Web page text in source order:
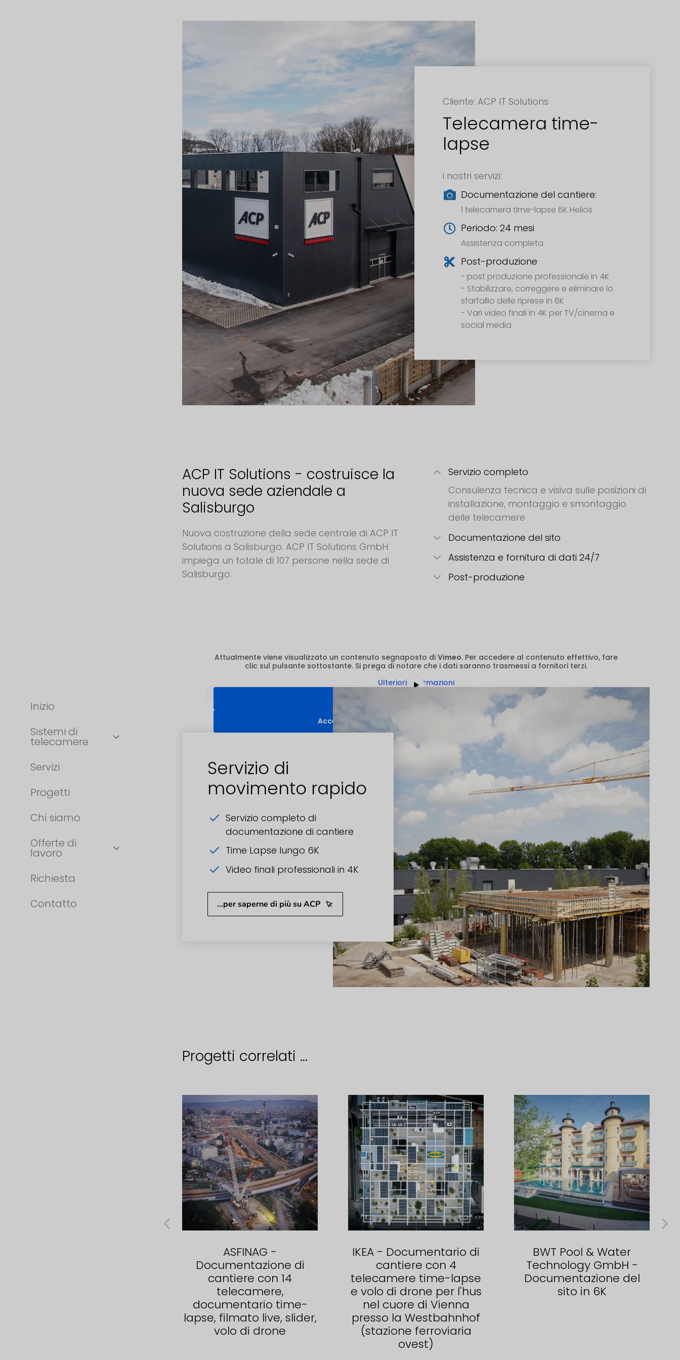
Cliente: ACP IT Solutions
Telecamera time-
lapse
i nostri servizi:
Documentazione del cantiere:
1 telecamera time-lapse 6K Helios
Periodo: 24 mesi
Assistenza completa
Post-produzione
- post produzione professionale in 4K
- Stabilizzare, correggere e eliminare lo
sfarfallio delle riprese in 6K
- Vari video finali in 4K per TV/cinema e
social media
ACP IT Solutions - costruisce la
nuova sede aziendale a
Salisburgo
Nuova costruzione della sede centrale di ACP IT
Solutions a Salisburgo. ACP IT Solutions GmbH
impiega un totale di 107 persone nella sede di
Salisburgo.
Servizio completo
Consulenza tecnica e visiva sulle posizioni di
installazione, montaggio e smontaggio
delle telecamere
Documentazione del sito
Assistenza e fornitura di dati 24/7
Post-produzione
Attualmente viene visualizzato un contenuto segnaposto di Vimeo. Per accedere al contenuto effettivo, fare
clic sul pulsante sottostante. Si prega di notare che i dati saranno trasmessi a fornitori terzi.
Ulteriori informazioni
Accettare il servizio richiesto e sbloccare i contenuti
Servizio di
movimento rapido
Servizio completo di
documentazione di cantiere
Time Lapse lungo 6K
Video finali professionali in 4K
...per saperne di più su ACP
Progetti correlati ...
ASFINAG -
Documentazione di
cantiere con 14
telecamere,
documentario time-
lapse, filmato live, slider,
volo di drone
IKEA - Documentario di
cantiere con 4
telecamere time-lapse
e volo di drone per l'hus
nel cuore di Vienna
presso la Westbahnhof
(stazione ferroviaria
ovest)
BWT Pool & Water
Technology GmbH -
Documentazione del
sito in 6K
Inizio
Sistemi di
telecamere
Servizi
Progetti
Chi siamo
Offerte di
lavoro
Richiesta
Contatto